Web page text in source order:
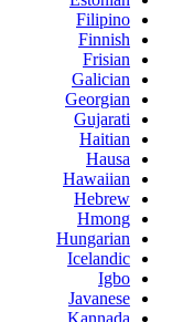
Filipino
Finnish
Frisian
Galician
Georgian
Gujarati
Haitian
Hausa
Hawaiian
Hebrew
Hmong
Hungarian
Icelandic
Igbo
Javanese
Kannada